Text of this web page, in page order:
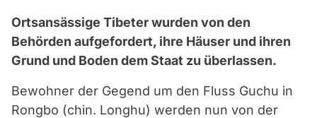
Ortsansässige Tibeter wurden von den
Behörden aufgefordert, ihre Häuser und ihren
Grund und Boden dem Staat zu überlassen.
Bewohner der Gegend um den Fluss Guchu in
Rongbo (chin. Longhu) werden nun von der